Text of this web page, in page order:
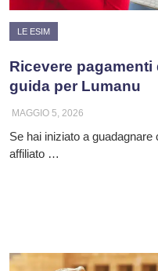
LE ESIM
Ricevere pagamenti
guida per Lumanu
MAGGIO 5, 2026
Se hai iniziato a
affiliato …